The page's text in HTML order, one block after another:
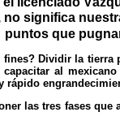
significa
puntos que
Dividir la
al
rápido
las tres fases